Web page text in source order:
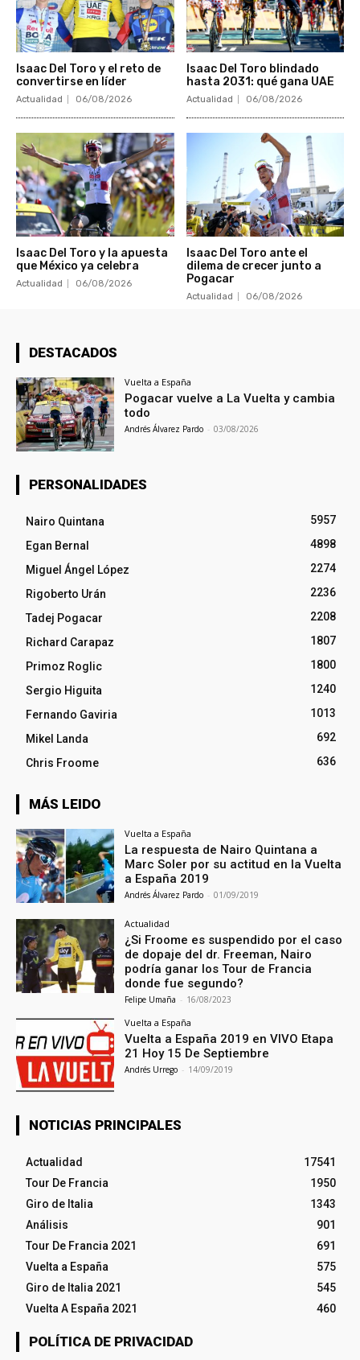
Isaac Del Toro y el reto de
convertirse en líder
Actualidad 06/08/2026
Isaac Del Toro blindado
hasta 2031: qué gana UAE
Actualidad 06/08/2026
Isaac Del Toro y la apuesta
que México ya celebra
Actualidad 06/08/2026
Isaac Del Toro ante el
dilema de crecer junto a
Pogacar
Actualidad 06/08/2026
DESTACADOS
Vuelta a España
Pogacar vuelve a La Vuelta y cambia
todo
Andrés Álvarez Pardo - 03/08/2026
PERSONALIDADES
Nairo Quintana
5957
Egan Bernal
4898
Miguel Ángel López
2274
Rigoberto Urán
2236
Tadej Pogacar
2208
Richard Carapaz
1807
Primoz Roglic
1800
Sergio Higuita
1240
Fernando Gaviria
1013
Mikel Landa
692
Chris Froome
636
MÁS LEIDO
Vuelta a España
La respuesta de Nairo Quintana a
Marc Soler por su actitud en la Vuelta
a España 2019
Andrés Álvarez Pardo - 01/09/2019
Actualidad
¿Si Froome es suspendido por el caso
de dopaje del dr. Freeman, Nairo
podría ganar los Tour de Francia
donde fue segundo?
Felipe Umaña - 16/08/2023
Vuelta a España
Vuelta a España 2019 en VIVO Etapa
21 Hoy 15 De Septiembre
Andrés Urrego - 14/09/2019
NOTICIAS PRINCIPALES
Actualidad
17541
Tour De Francia
1950
Giro de Italia
1343
Análisis
901
Tour De Francia 2021
691
Vuelta a España
575
Giro de Italia 2021
545
Vuelta A España 2021
460
POLÍTICA DE PRIVACIDAD